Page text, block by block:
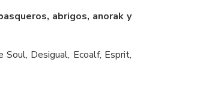
abrigos, anorak y
Desigual, Ecoalf, Esprit,